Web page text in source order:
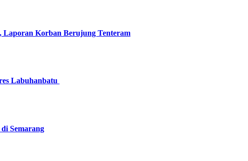
Laporan Korban Berujung Tenteram
Labuhanbatu
Semarang